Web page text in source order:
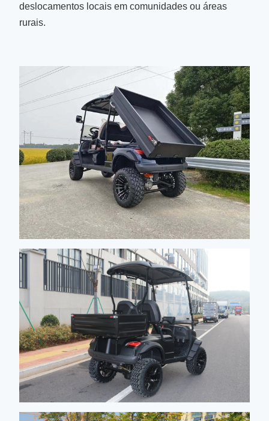
deslocamentos locais em comunidades ou áreas
rurais.